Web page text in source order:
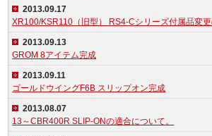
2013.09.17
XR100/KSR110（旧型） RS4-Cシリーズ付属品変
2013.09.13
GROM 8アイテム完成
2013.09.11
ゴールドウイングF6B スリップオン完成
2013.08.07
13～CBR400R SLIP-ONの適合について。